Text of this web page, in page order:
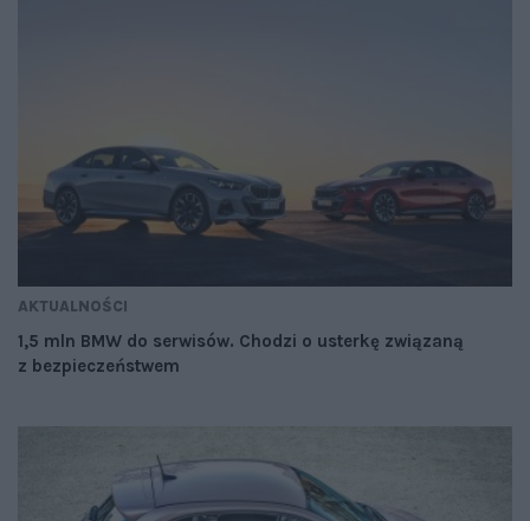
AKTUALNOŚCI
1,5 mln BMW do serwisów. Chodzi o usterkę związaną
z bezpieczeństwem